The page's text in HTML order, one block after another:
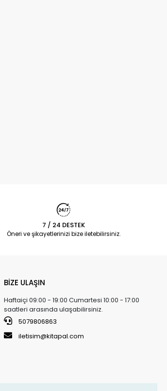
7 / 24 DESTEK
Öneri ve şikayetlerinizi bize iletebilirsiniz.
BİZE ULAŞIN
Haftaiçi 09:00 - 19:00 Cumartesi 10:00 - 17:00
saatleri arasında ulaşabilirsiniz.
5079806863
iletisim@kitapal.com